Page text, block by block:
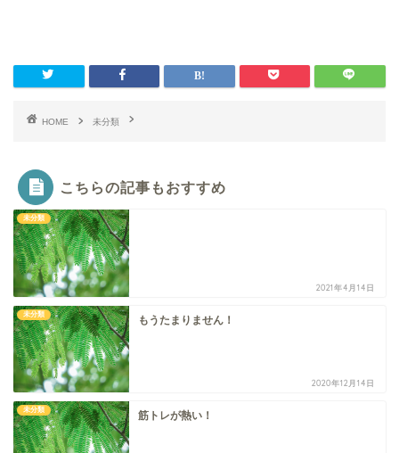
HOME 未分類
こちらの記事もおすすめ
未分類
2021年4月14日
未分類 もうたまりません！
2020年12月14日
未分類 筋トレが熱い！